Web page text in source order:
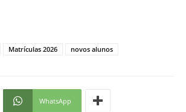
Matrículas 2026 novos alunos
WhatsApp